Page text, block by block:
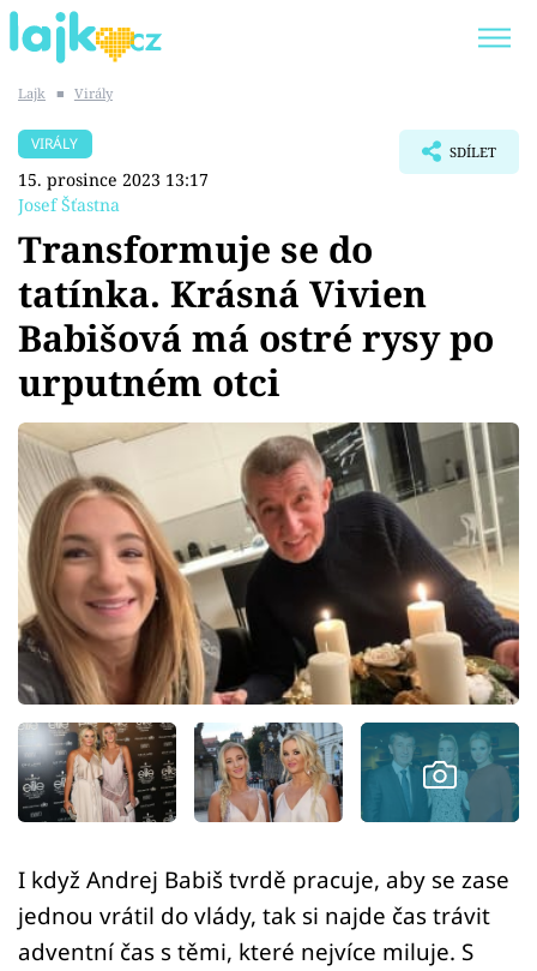
SHOPAHOLICADEL
Témata
Showbyznys
Youtubeři
Virály
Sex a vztahy
Videa
Sledujte prima+
Přihlášení
Sledujte nás
Lajk ■ Virály
VIRÁLY
15. prosince 2023 13:17
Josef Šťastna
SDÍLET
Transformuje se do
tatínka. Krásná Vivien
Babišová má ostré rysy po
urputném otci
I když Andrej Babiš tvrdě pracuje, aby se zase
jednou vrátil do vlády, tak si najde čas trávit
adventní čas s těmi, které nejvíce miluje. S